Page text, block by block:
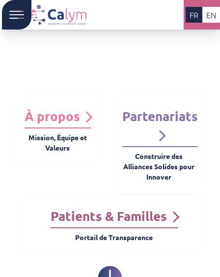
FR EN
À propos
Mission, Équipe et
Valeurs
Partenariats
Construire des
Alliances Solides pour
Innover
Patients & Familles
Portail de Transparence